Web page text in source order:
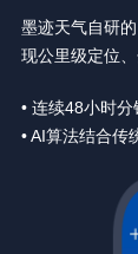
墨迹天气自研
现公里级定位
• 连续48小时分
• AI算法结合传